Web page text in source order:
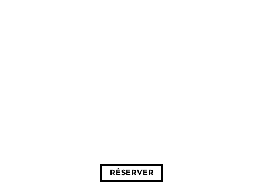
RÉSERVER